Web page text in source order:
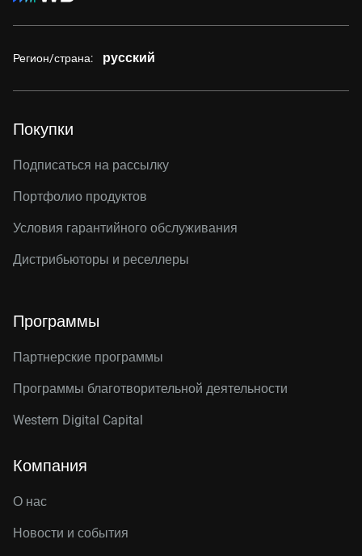
Регион/страна: русский
Покупки
Подписаться на рассылку
Портфолио продуктов
Условия гарантийного обслуживания
Дистрибьюторы и реселлеры
Программы
Партнерские программы
Программы благотворительной деятельности
Western Digital Capital
Компания
О нас
Новости и события